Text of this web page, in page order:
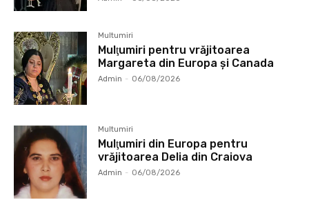
Multumiri
Mulţumiri pentru vrăjitoarea
Margareta din Europa și Canada
Admin - 06/08/2026
Multumiri
Mulţumiri din Europa pentru
vrăjitoarea Delia din Craiova
Admin - 06/08/2026